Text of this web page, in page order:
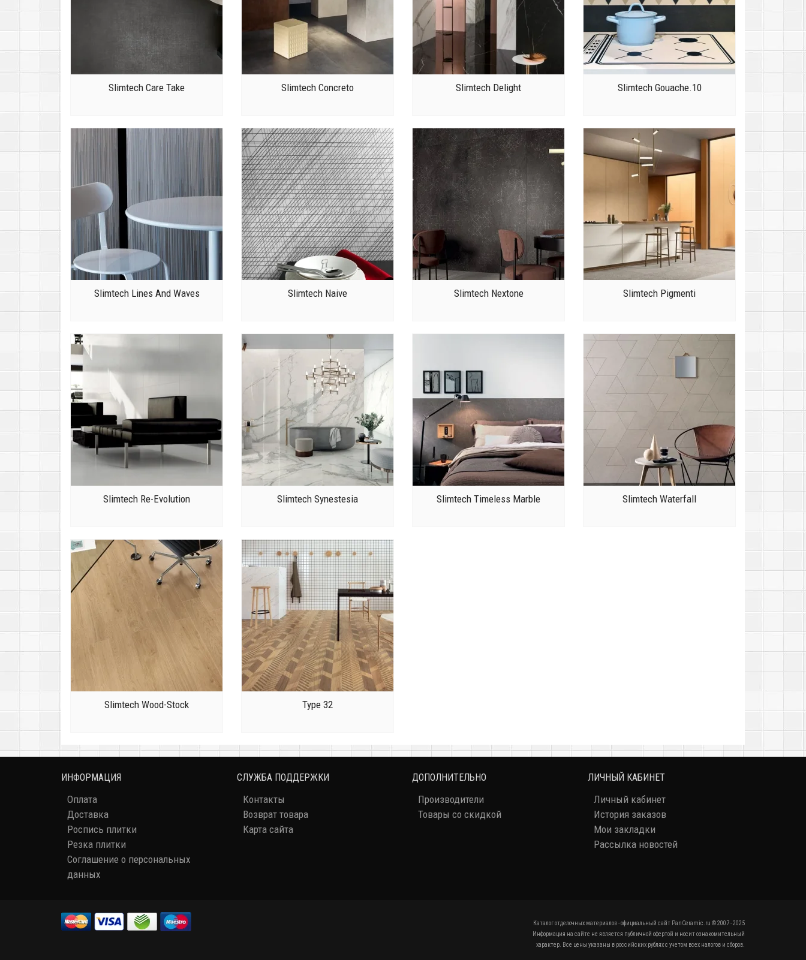
Slimtech Care Take Slimtech Concreto Slimtech Delight Slimtech Gouache.10
Slimtech Lines And Waves Slimtech Naive Slimtech Nextone Slimtech Pigmenti
Slimtech Re-Evolution Slimtech Synestesia Slimtech Timeless Marble Slimtech Waterfall
Slimtech Wood-Stock Type 32
ИНФОРМАЦИЯ
Оплата
Доставка
Роспись плитки
Резка плитки
Соглашение о персональных
данных
СЛУЖБА ПОДДЕРЖКИ
Контакты
Возврат товара
Карта сайта
ДОПОЛНИТЕЛЬНО
Производители
Товары со скидкой
ЛИЧНЫЙ КАБИНЕТ
Личный кабинет
История заказов
Мои закладки
Рассылка новостей
Каталог отделочных материалов - официальный сайт PanCeramic.ru © 2007 - 2025
Информация на сайте не является публичной офертой и носит ознакомительный
характер. Все цены указаны в российских рублях с учетом всех налогов и сборов.